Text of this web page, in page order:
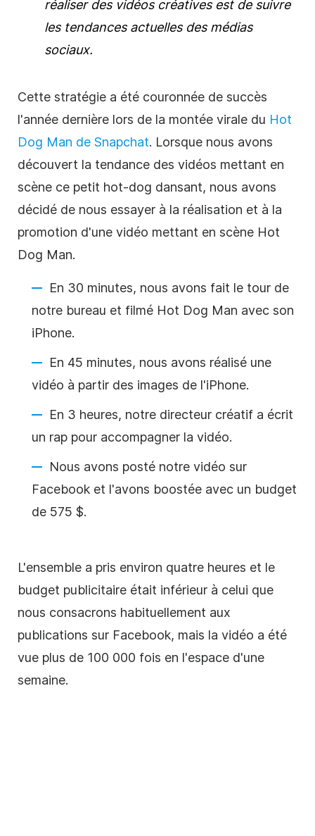
réaliser des vidéos créatives est de suivre
les tendances actuelles des médias
sociaux.
Cette stratégie a été couronnée de succès
l'année dernière lors de la montée virale du Hot
Dog Man de Snapchat. Lorsque nous avons
découvert la tendance des vidéos mettant en
scène ce petit hot-dog dansant, nous avons
décidé de nous essayer à la réalisation et à la
promotion d'une vidéo mettant en scène Hot
Dog Man.
En 30 minutes, nous avons fait le tour de
notre bureau et filmé Hot Dog Man avec son
iPhone.
En 45 minutes, nous avons réalisé une
vidéo à partir des images de l'iPhone.
En 3 heures, notre directeur créatif a écrit
un rap pour accompagner la vidéo.
Nous avons posté notre vidéo sur
Facebook et l'avons boostée avec un budget
de 575 $.
L'ensemble a pris environ quatre heures et le
budget publicitaire était inférieur à celui que
nous consacrons habituellement aux
publications sur Facebook, mais la vidéo a été
vue plus de 100 000 fois en l'espace d'une
semaine.